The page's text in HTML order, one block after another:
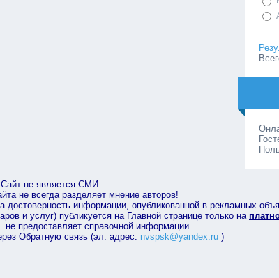
Сайт не является СМИ.
не всегда разделяет мнение авторов!
достоверность информации, опубликованной в рекламных
и услуг) публикуется на Главной странице только на
предоставляет справочной информации.
Обратную связь (эл. адрес: nvspsk@yandex.ru)